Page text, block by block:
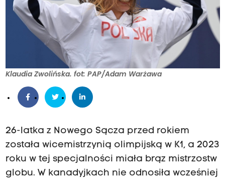
Klaudia Zwolińska. fot: PAP/Adam Warżawa
26-latka z Nowego Sącza przed rokiem
została wicemistrzynią olimpijską w K1, a 2023
roku w tej specjalności miała brąz mistrzostw
globu. W kanadyjkach nie odnosiła wcześniej